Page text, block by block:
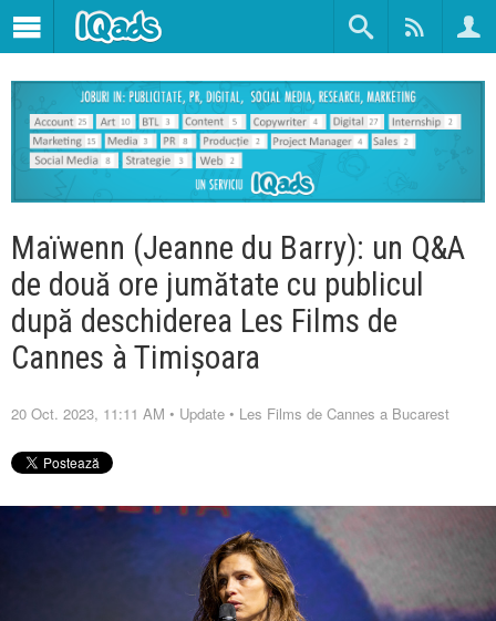
Maïwenn (Jeanne du Barry): un Q&A
de două ore jumătate cu publicul
după deschiderea Les Films de
Cannes à Timișoara
20 Oct. 2023, 11:11 AM • Update • Les Films de Cannes a Bucarest